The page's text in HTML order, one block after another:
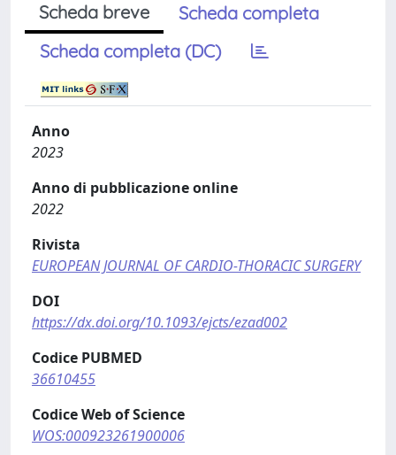
Scheda breve
Scheda completa
Scheda completa (DC)
Anno
2023
Anno di pubblicazione online
2022
Rivista
EUROPEAN JOURNAL OF CARDIO-THORACIC SURGERY
DOI
https://dx.doi.org/10.1093/ejcts/ezad002
Codice PUBMED
36610455
Codice Web of Science
WOS:000923261900006